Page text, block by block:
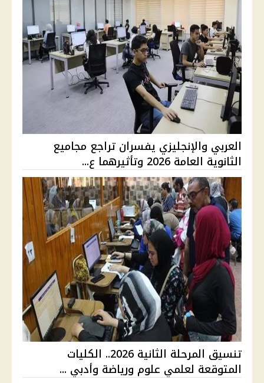
العربي والإنجليزي يفسران تراجع مجاميع
الثانوية العامة 2026 وتأثيرهما ع...
تنسيق المرحلة الثانية 2026.. الكليات
المتوقعة لعلمي علوم ورياضة وأدبي ...